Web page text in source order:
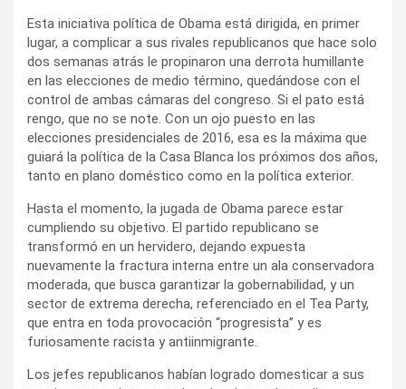
Esta iniciativa política de Obama está dirigida, en primer
lugar, a complicar a sus rivales republicanos que hace solo
dos semanas atrás le propinaron una derrota humillante
en las elecciones de medio término, quedándose con el
control de ambas cámaras del congreso. Si el pato está
rengo, que no se note. Con un ojo puesto en las
elecciones presidenciales de 2016, esa es la máxima que
guiará la política de la Casa Blanca los próximos dos años,
tanto en plano doméstico como en la política exterior.
Hasta el momento, la jugada de Obama parece estar
cumpliendo su objetivo. El partido republicano se
transformó en un hervidero, dejando expuesta
nuevamente la fractura interna entre un ala conservadora
moderada, que busca garantizar la gobernabilidad, y un
sector de extrema derecha, referenciado en el Tea Party,
que entra en toda provocación “progresista” y es
furiosamente racista y antiinmigrante.
Los jefes republicanos habían logrado domesticar a sus